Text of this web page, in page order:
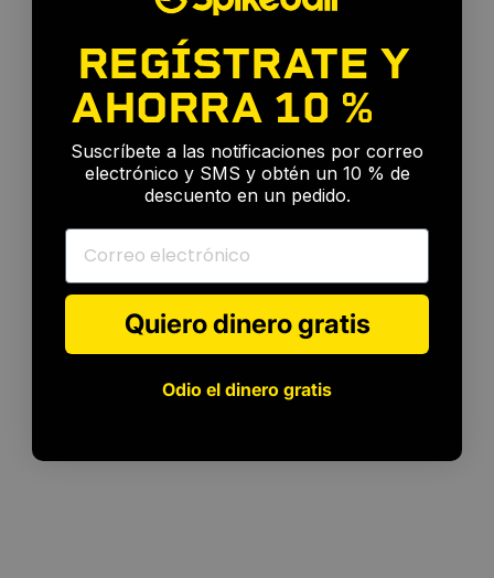
Para todos los niveles
REGÍSTRATE Y
AHORRA 10 %
Suscríbete a las notificaciones por correo
electrónico y SMS y obtén un 10 % de
descuento en un pedido.
Correo electrónico
Quiero dinero gratis
Odio el dinero gratis